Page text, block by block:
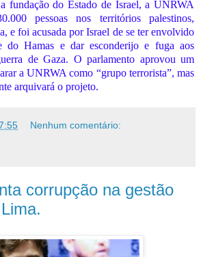
fundação do Estado de Israel, a UNRWA
pessoas nos territórios palestinos,
e foi acusada por Israel de se ter envolvido
do Hamas e dar esconderijo e fuga aos
de Gaza. O parlamento aprovou um
a UNRWA como “grupo terrorista”, mas
arquivará o projeto.
Nenhum comentário:
corrupção na gestão